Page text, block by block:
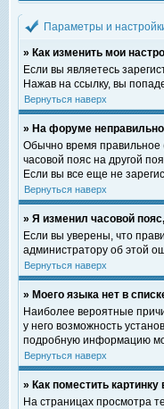
Параметры и
» Как изменить мои
Если вы являетесь
Нажав на ссылку, вы
Вернуться наверх
» На форуме
Обычно время правильное
часовой пояс на другой
Если вы все еще не
Вернуться наверх
» Я изменил часовой
Если вы уверены, что
администратору об этой
Вернуться наверх
» Моего языка нет в
Наиболее вероятные
у него возможность
подробную информацию
Вернуться наверх
» Как поместить
На страницах просмотра